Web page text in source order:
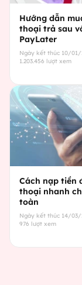
Hướng dẫn
thoại trả sau
PayLater
Ngày kết thúc 10/01/
1.203.456 lượt xem
Cách nạp tiền
thoại nhanh
toàn
Ngày kết thúc 14/03/
976 lượt xem